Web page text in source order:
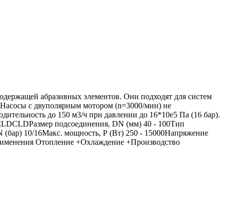
абразивных элементов. Они подходят для систем
с двуполярным мотором (n=3000/мин) не
до 150 м3/ч при давлении до 16*10e5 Па (16 бар).
подсоединения, DN (мм) 40 - 100Тип
(бар) 10/16Макс. мощность, Р (Вт) 250 - 15000Напряжение
Отопление +Охлаждение +Производство